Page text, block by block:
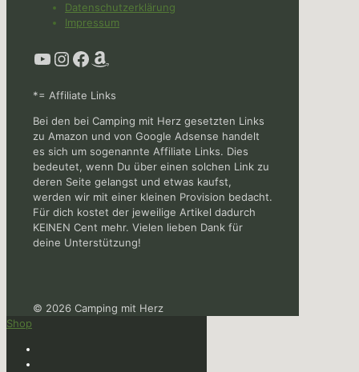
Datenschutzerklärung
Impressum
YouTube
Instagram
Facebook
Amazon
*= Affiliate Links
Bei den bei Camping mit Herz gesetzten Links
zu Amazon und von Google Adsense handelt
es sich um sogenannte Affiliate Links. Dies
bedeutet, wenn Du über einen solchen Link zu
deren Seite gelangst und etwas kaufst,
werden wir mit einer kleinen Provision bedacht.
Für dich kostet der jeweilige Artikel dadurch
KEINEN Cent mehr. Vielen lieben Dank für
deine Unterstützung!
© 2026 Camping mit Herz
Shop